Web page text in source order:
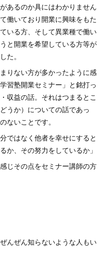
あるのか具にはわかりません
働いており開業に興味をもた
いる方、そして異業種で働い
と開業を希望している方等が
た。
りない方が多かったように感
習塾開業セミナー」と銘打っ
収益の話。それはつまるとこ
うか）についての話であっ
ないことです。
ではなく他者を幸せにすると
か、その努力をしているか」
じその点をセミナー講師の方
んぜん知らないような人もい